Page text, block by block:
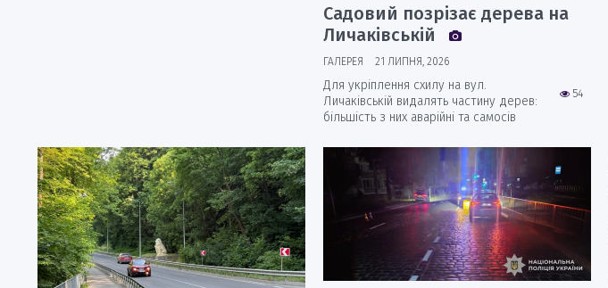
Садовий позрізає дерева на
Личаківській
ГАЛЕРЕЯ 21 ЛИПНЯ, 2026
54
Для укріплення схилу на вул.
Личаківській видалять частину дерев:
більшість з них аварійні та самосів